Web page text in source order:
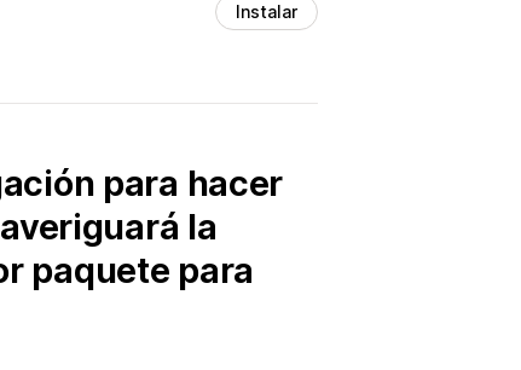
Instalar
para hacer
la
paquete para